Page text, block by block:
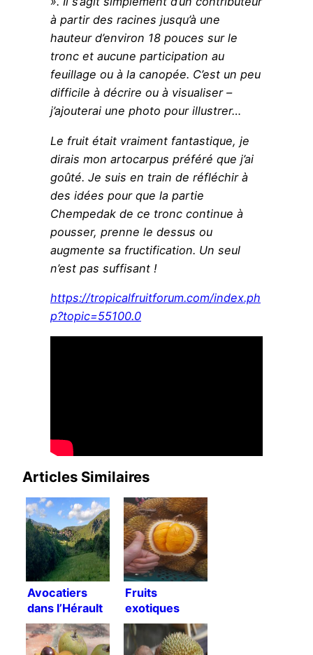
à partir des racines jusqu’à une
hauteur d’environ 18 pouces sur le
tronc et aucune participation au
feuillage ou à la canopée. C’est un peu
difficile à décrire ou à visualiser –
j’ajouterai une photo pour illustrer…
Le fruit était vraiment fantastique, je
dirais mon artocarpus préféré que j’ai
goûté. Je suis en train de réfléchir à
des idées pour que la partie
Chempedak de ce tronc continue à
pousser, prenne le dessus ou
augmente sa fructification. Un seul
n’est pas suffisant !
https://tropicalfruitforum.com/index.ph
p?topic=55100.0
Articles Similaires
Avocatiers
dans l’Hérault
Fruits
exotiques